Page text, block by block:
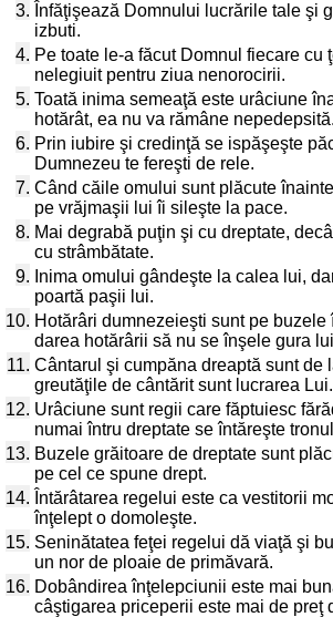
3. Înfăţişează Domnului lucrările tale şi
izbuti.
4. Pe toate le-a făcut Domnul fiecare cu
nelegiuit pentru ziua nenorocirii.
5. Toată inima semeaţă este urâciune
hotărât, ea nu va rămâne nepedepsită.
6. Prin iubire şi credinţă se ispăşeşte
Dumnezeu te fereşti de rele.
7. Când căile omului sunt plăcute
pe vrăjmaşii lui îi sileşte la pace.
8. Mai degrabă puţin şi cu dreptate,
cu strâmbătate.
9. Inima omului gândeşte la calea lui,
poartă paşii lui.
10. Hotărâri dumnezeieşti sunt pe buzele
darea hotărârii să nu se înşele gura
11. Cântarul şi cumpăna dreaptă sunt de
greutăţile de cântărit sunt lucrarea Lui.
12. Urâciune sunt regii care făptuiesc
numai întru dreptate se întăreşte
13. Buzele grăitoare de dreptate sunt
pe cel ce spune drept.
14. Întărâtarea regelui este ca vestitorii
înţelept o domoleşte.
15. Seninătatea feţei regelui dă viaţă şi
un nor de ploaie de primăvară.
16. Dobândirea înţelepciunii este mai
câştigarea priceperii este mai de preţ